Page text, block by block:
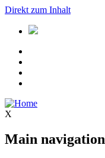
Direkt zum Inhalt
X
Main navigation